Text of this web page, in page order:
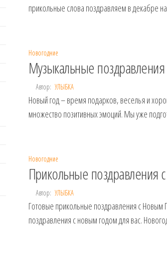
прикольные слова поздравляем в декабре
Новогодние
Музыкальные
Автор: УЛЫБКА
Новый год – время подарков, веселья и
множество позитивных эмоций. Мы уже
Новогодние
Прикольные поздравления
Автор: УЛЫБКА
Готовые прикольные поздравления с
поздравления с новым годом для вас.